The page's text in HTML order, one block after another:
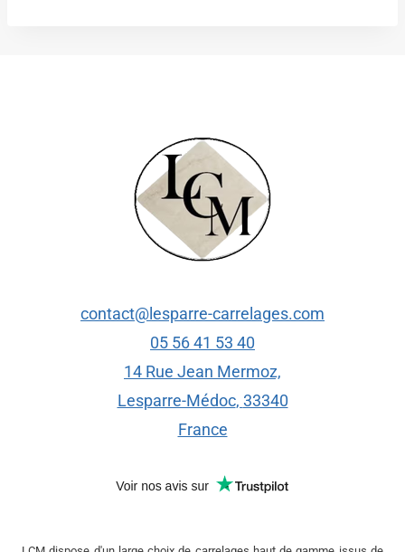
contact@lesparre-carrelages.com
05 56 41 53 40
14 Rue Jean Mermoz,
Lesparre-Médoc, 33340
France